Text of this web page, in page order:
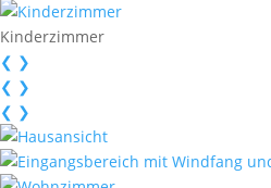
Kinderzimmer
❮ ❯
❮ ❯
❮ ❯